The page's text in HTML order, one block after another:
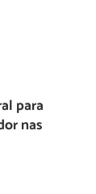
para
nas